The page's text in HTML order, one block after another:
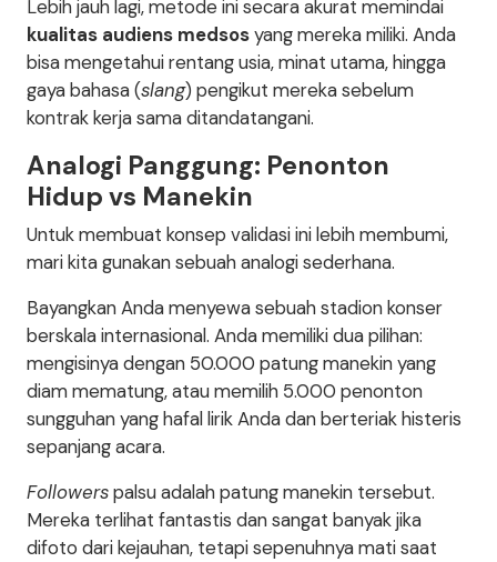
Lebih jauh lagi, metode ini secara akurat memindai
kualitas audiens medsosyang mereka miliki. Anda
bisa mengetahui rentang usia, minat utama, hingga
gaya bahasa (slang) pengikut mereka sebelum
kontrak kerja sama ditandatangani.
Analogi Panggung: Penonton
Hidup vs Manekin
Untuk membuat konsep validasi ini lebih membumi,
mari kita gunakan sebuah analogi sederhana.
Bayangkan Anda menyewa sebuah stadion konser
berskala internasional. Anda memiliki dua pilihan:
mengisinya dengan 50.000 patung manekin yang
diam mematung, atau memilih 5.000 penonton
sungguhan yang hafal lirik Anda dan berteriak histeris
sepanjang acara.
Followerspalsu adalah patung manekin tersebut.
Mereka terlihat fantastis dan sangat banyak jika
difoto dari kejauhan, tetapi sepenuhnya mati saat